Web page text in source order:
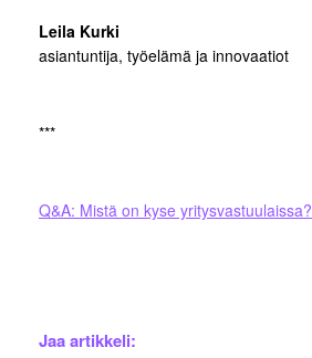
Leila Kurki
asiantuntija, työelämä ja innovaatiot
***
Q&A: Mistä on kyse yritysvastuulaissa?
Jaa artikkeli: